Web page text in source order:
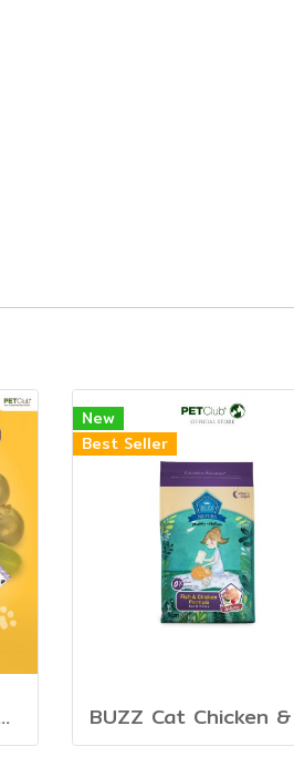
แมวเลีย รส ทูน่า, แซลมอน และ บลูเบอร์รี่
New
Best Seller